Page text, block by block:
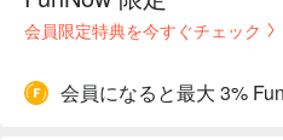
会員限定特典を今すぐチェック
会員になると最大 3%